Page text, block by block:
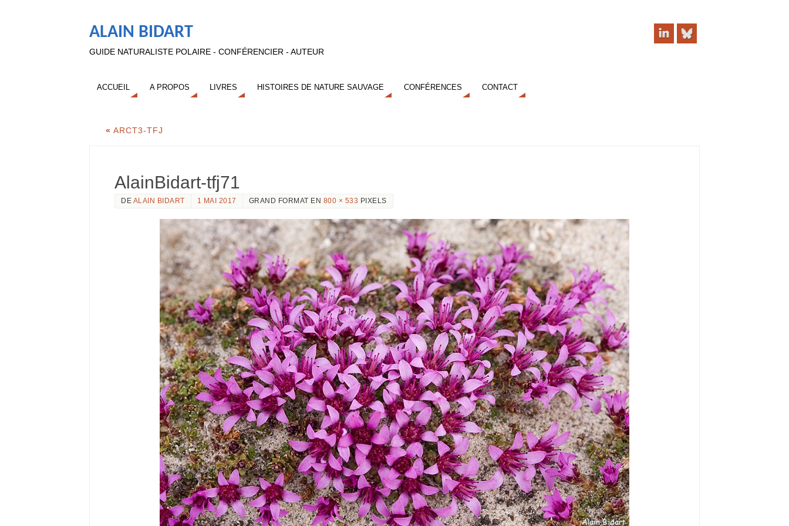
ALAIN BIDART
GUIDE NATURALISTE POLAIRE - CONFÉRENCIER - AUTEUR
ACCUEIL A PROPOS LIVRES HISTOIRES DE NATURE SAUVAGE CONFÉRENCES CONTACT
« ARCT3-TFJ
AlainBidart-tfj71
DE ALAIN BIDART 1 MAI 2017 GRAND FORMAT EN 800 × 533 PIXELS